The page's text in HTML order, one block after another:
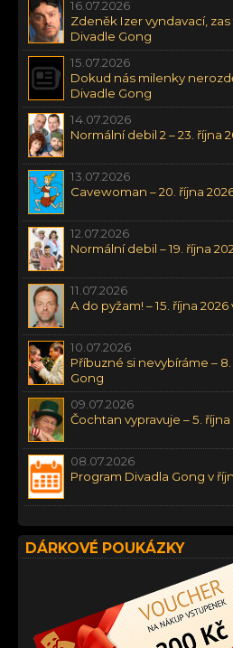
16.07.2026
Zdeněk Izer vyndavací, zas
Divadle Gong
15.07.2026
Dokud nás milenky
Divadle Gong
14.07.2026
Normální debil 2 – 23. října
13.07.2026
Cavewoman – 20. října
12.07.2026
Normální debil – 19. října
11.07.2026
A do pyžam! – 15. října
10.07.2026
Příbuzné si nevybíráme –
Gong
09.07.2026
Čochtan vypravuje – 5.
08.07.2026
Program Divadla Gong v
DÁRKOVÉ POUKÁZKY